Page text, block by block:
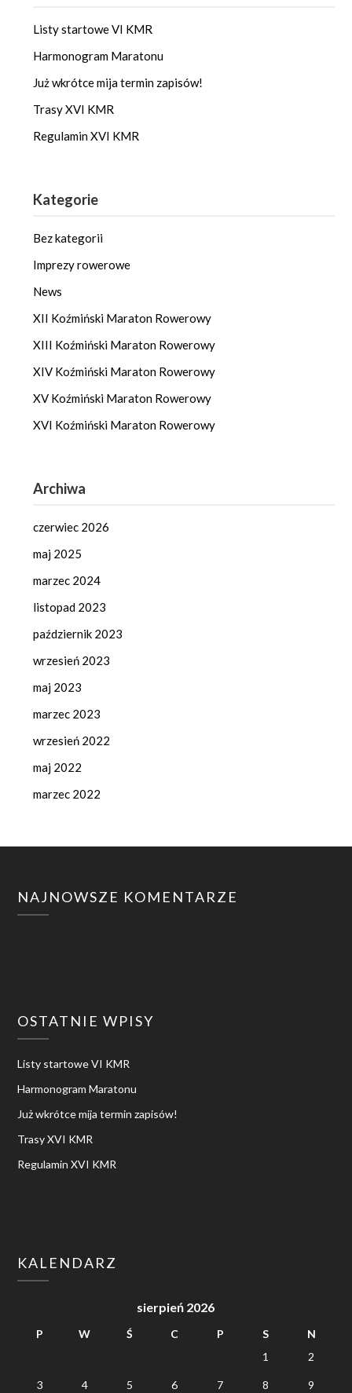
Listy startowe VI KMR
Harmonogram Maratonu
Już wkrótce mija termin zapisów!
Trasy XVI KMR
Regulamin XVI KMR
Kategorie
Bez kategorii
Imprezy rowerowe
News
XII Koźmiński Maraton Rowerowy
XIII Koźmiński Maraton Rowerowy
XIV Koźmiński Maraton Rowerowy
XV Koźmiński Maraton Rowerowy
XVI Koźmiński Maraton Rowerowy
Archiwa
czerwiec 2026
maj 2025
marzec 2024
listopad 2023
październik 2023
wrzesień 2023
maj 2023
marzec 2023
wrzesień 2022
maj 2022
marzec 2022
NAJNOWSZE KOMENTARZE
OSTATNIE WPISY
Listy startowe VI KMR
Harmonogram Maratonu
Już wkrótce mija termin zapisów!
Trasy XVI KMR
Regulamin XVI KMR
KALENDARZ
sierpień 2026
P W Ś C P S
N
1
2
3 4 5 6 7 8 9